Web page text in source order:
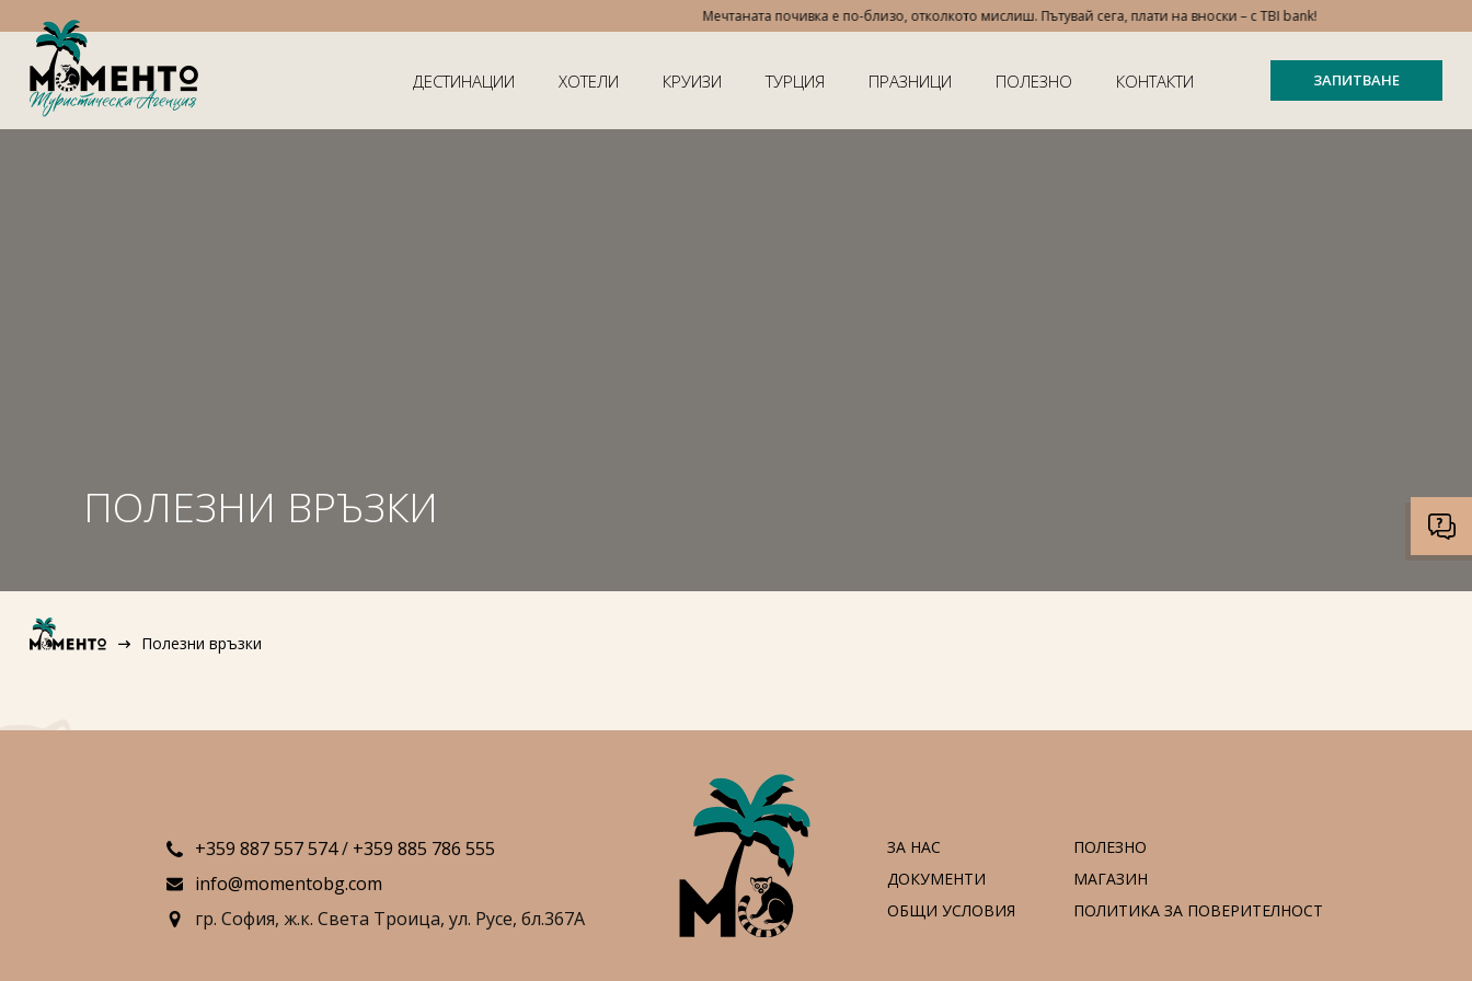
Мечтаната почивка е по-близо, отколкото мислиш. Пътувай сега, плати на вноски – с TBI bank!
ДЕСТИНАЦИИ ХОТЕЛИ КРУИЗИ ТУРЦИЯ ПРАЗНИЦИ ПОЛЕЗНО КОНТАКТИ ЗАПИТВАНЕ
ПОЛЕЗНИ ВРЪЗКИ
Полезни връзки
+359 887 557 574/ +359 885 786 555
info@momentobg.com
гр. София,ж.к. Света Троица, ул. Русе, бл.367А
ЗА НАС
ПОЛЕЗНО
ДОКУМЕНТИ
МАГАЗИН
ОБЩИ УСЛОВИЯ
ПОЛИТИКА ЗА ПОВЕРИТЕЛНОСТ